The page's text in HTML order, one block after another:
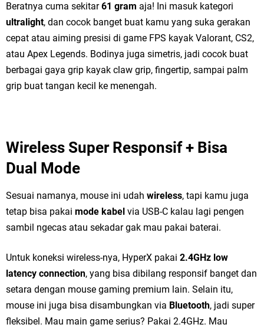
Beratnya cuma sekitar61 gram aja! Ini masuk kategori
ultralight, dan cocok banget buat kamu yang suka gerakan
cepat atau aiming presisi di game FPS kayak Valorant, CS2,
atau Apex Legends. Bodinya juga simetris, jadi cocok buat
berbagai gaya grip kayak claw grip, fingertip, sampai palm
grip buat tangan kecil ke menengah.
Wireless Super Responsif + Bisa
Dual Mode
Sesuai namanya, mouse ini udah wireless, tapi kamu juga
tetap bisa pakai mode kabel via USB-C kalau lagi pengen
sambil ngecas atau sekadar gak mau pakai baterai.
Untuk koneksi wireless-nya, HyperX pakai 2.4GHz low
latency connection, yang bisa dibilang responsif banget dan
setara dengan mouse gaming premium lain. Selain itu,
mouse ini juga bisa disambungkan via Bluetooth, jadi super
fleksibel. Mau main game serius? Pakai 2.4GHz. Mau